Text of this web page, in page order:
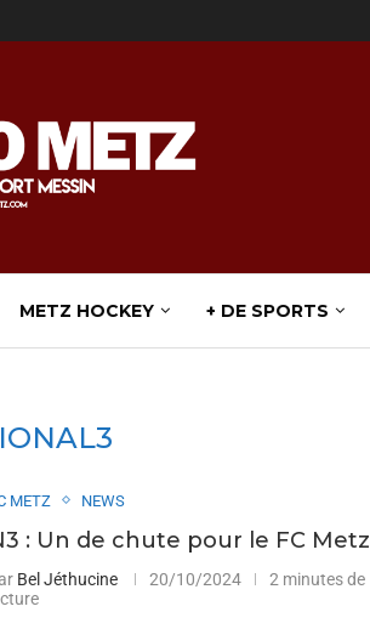
METZ HOCKEY + DE SPORTS
METZ NEWS
: Un de chute pour le FC Metz
Bel Jéthucine 20/10/2024
2 minutes de